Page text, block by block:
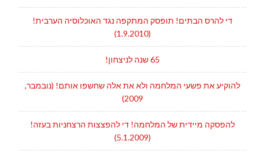
די להרס הבתים! תופסק המתקפה נגד האוכלוסיה הערבית!
(1.9.2010)
65 שנה לניצחון!
להוקיע את פשעי המלחמה ולא את אלה שחשפו אותם! (נובמבר,
2009)
להפסקה מיידית של המלחמה! די להפצצות הרצחניות בעזה!
(5.1.2009)